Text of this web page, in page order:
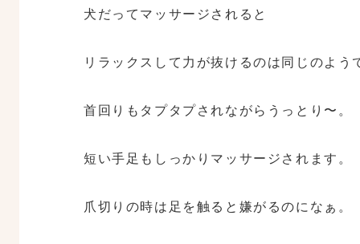
犬だってマッサージされると
リラックスして力が抜けるのは同じのよう
首回りもタプタプされながらうっとり〜。
短い手足もしっかりマッサージされます。
爪切りの時は足を触ると嫌がるのになぁ。